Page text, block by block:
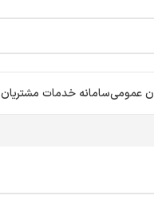
عمومیسامانه خدمات مشتریان